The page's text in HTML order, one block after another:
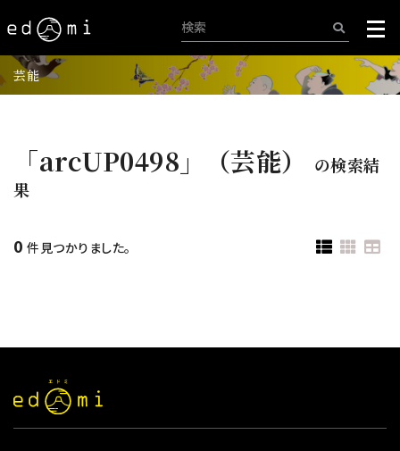
芸能
「arcUP0498」（芸能）
の検索結
果
0 件見つかりました。